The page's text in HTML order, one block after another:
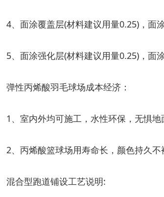
4、面涂覆盖层(材料建议用量0.25)，面
5、面涂强化层(材料建议用量0.25)，面
弹性丙烯酸羽毛球场成本经济：
1、室内外均可施工，水性环保，无惧
2、丙烯酸篮球场用寿命长，颜色持久
混合型跑道铺设工艺说明: